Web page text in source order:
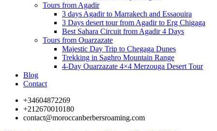
Tours from Agadir
3 days Agadir to Marrakech and Essaouira
3 Days desert tour from Agadir to Erg Chigaga
Best Sahara Circuit from Agadir 4 Days
Tours from Ouarzazate
Majestic Day Trip to Chegaga Dunes
Trekking in Saghro Mountain Range
4-Day Ouarzazate 4×4 Merzouga Desert Tour
Blog
Contact
+34604872269
+212670010180
contact@moroccanberbersroaming.com